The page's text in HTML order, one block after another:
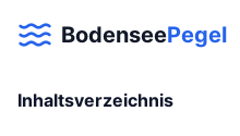
BodenseePegel
Inhaltsverzeichnis